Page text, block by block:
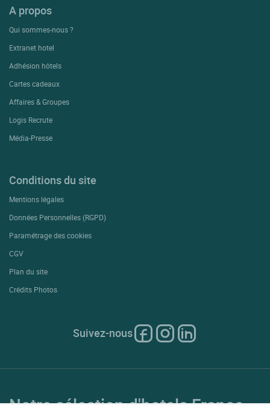
A propos
Qui sommes-nous ?
Extranet hotel
Adhésion hôtels
Cartes cadeaux
Affaires & Groupes
Logis Recrute
Média-Presse
Conditions du site
Mentions légales
Données Personnelles (RGPD)
Paramétrage des cookies
CGV
Plan du site
Crédits Photos
Suivez-nous